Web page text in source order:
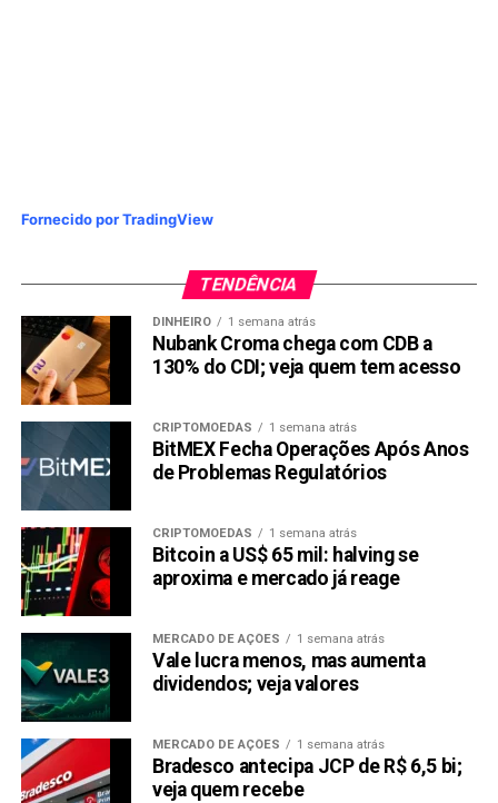
Fornecido por TradingView
TENDÊNCIA
DINHEIRO 1 semana atrás
Nubank Croma chega com CDB a
130% do CDI; veja quem tem acesso
CRIPTOMOEDAS 1 semana atrás
BitMEX Fecha Operações Após Anos
de Problemas Regulatórios
CRIPTOMOEDAS 1 semana atrás
Bitcoin a US$ 65 mil: halving se
aproxima e mercado já reage
MERCADO DE AÇÕES 1 semana atrás
Vale lucra menos, mas aumenta
dividendos; veja valores
MERCADO DE AÇÕES 1 semana atrás
Bradesco antecipa JCP de R$ 6,5 bi;
veja quem recebe